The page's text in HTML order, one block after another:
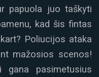
papuola juo taškyti
kad šis fintas
Poliucijos ataka
mažosios scenos!
gana pasimetusius